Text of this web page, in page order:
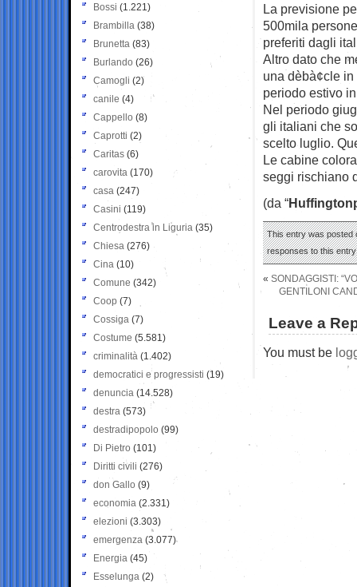
La previsione
500mila
preferiti dagli
Altro dato che
una dèbà¢cle
periodo estivo
Nel periodo
gli italiani che
scelto luglio.
Le cabine
seggi rischiano
(da “
This entry was posted
responses to this
« SONDAGGISTI:
GENTILONI
Leave a
You must be
Bossi (1.221)
Brambilla (38)
Brunetta (83)
Burlando (26)
Camogli (2)
canile (4)
Cappello (8)
Caprotti (2)
Caritas (6)
carovita (170)
casa (247)
Casini (119)
Centrodestra in Liguria (35)
Chiesa (276)
Cina (10)
Comune (342)
Coop (7)
Cossiga (7)
Costume (5.581)
criminalità (1.402)
democratici e progressisti (19)
denuncia (14.528)
destra (573)
destradipopolo (99)
Di Pietro (101)
Diritti civili (276)
don Gallo (9)
economia (2.331)
elezioni (3.303)
emergenza (3.077)
Energia (45)
Esselunga (2)